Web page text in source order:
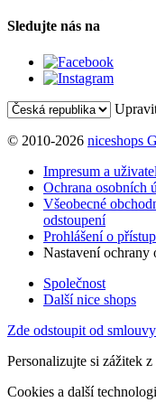
Sledujte nás na
© 2010-2026 niceshops
Impresum a
Ochrana osobních
Všeobecné
odstoupení
Prohlášení o
Nastavení ochrany
Společnost
Další nice shops
Zde odstoupit od smlouvy
Personalizujte si zážitek
Cookies a další